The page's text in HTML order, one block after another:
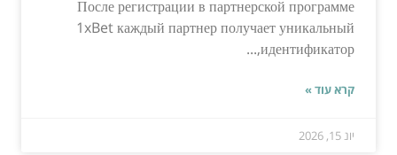
После регистрации в партнерской программе
1xBet каждый партнер получает уникальный
идентификатор,...
קרא עוד »
יונ 15, 2026